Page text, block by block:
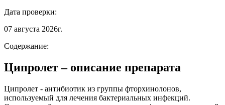
Дата проверки:
07 августа 2026г.
Содержание:
Ципролет – описание препарата
Ципролет - антибиотик из группы фторхинолонов,
используемый для лечения бактериальных инфекций.